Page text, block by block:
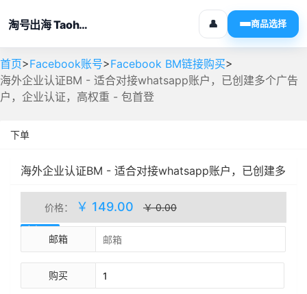
淘号出海 Taohaochuhai 👤 商品选择
首页>Facebook账号>Facebook BM链接购买>
海外企业认证BM - 适合对接whatsapp账户，已创建多个广告
户，企业认证，高权重 - 包首登
下单
海外企业认证BM - 适合对接whatsapp账户，已创建多
个广告户，企业认证，高权重 - 包首登
价格： ￥ 149.00 ￥ 0.00
邮箱
购买